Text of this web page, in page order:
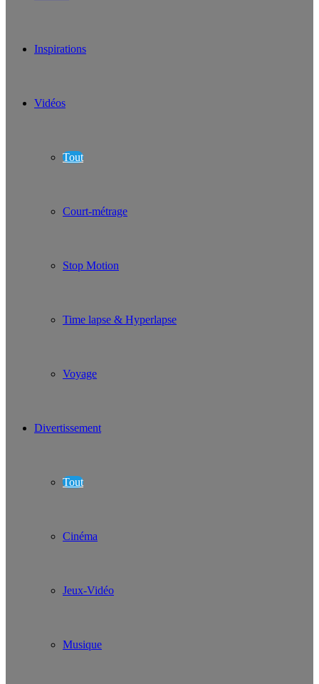
Inspirations
Vidéos
Tout
Court-métrage
Stop Motion
Time lapse & Hyperlapse
Voyage
Divertissement
Tout
Cinéma
Jeux-Vidéo
Musique